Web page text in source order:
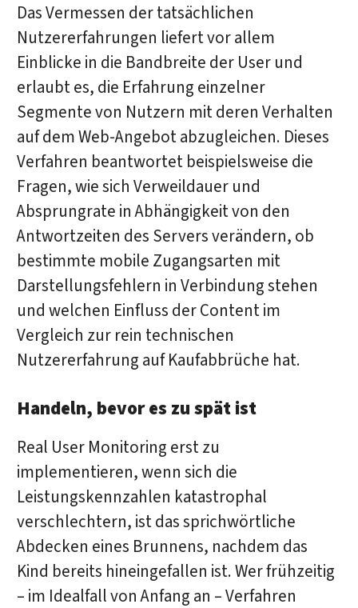
Das Vermessen der tatsächlichen
Nutzererfahrungen liefert vor allem
Einblicke in die Bandbreite der User und
erlaubt es, die Erfahrung einzelner
Segmente von Nutzern mit deren Verhalten
auf dem Web-Angebot abzugleichen. Dieses
Verfahren beantwortet beispielsweise die
Fragen, wie sich Verweildauer und
Absprungrate in Abhängigkeit von den
Antwortzeiten des Servers verändern, ob
bestimmte mobile Zugangsarten mit
Darstellungsfehlern in Verbindung stehen
und welchen Einfluss der Content im
Vergleich zur rein technischen
Nutzererfahrung auf Kaufabbrüche hat.
Handeln, bevor es zu spät ist
Real User Monitoring erst zu
implementieren, wenn sich die
Leistungskennzahlen katastrophal
verschlechtern, ist das sprichwörtliche
Abdecken eines Brunnens, nachdem das
Kind bereits hineingefallen ist. Wer frühzeitig
– im Idealfall von Anfang an – Verfahren